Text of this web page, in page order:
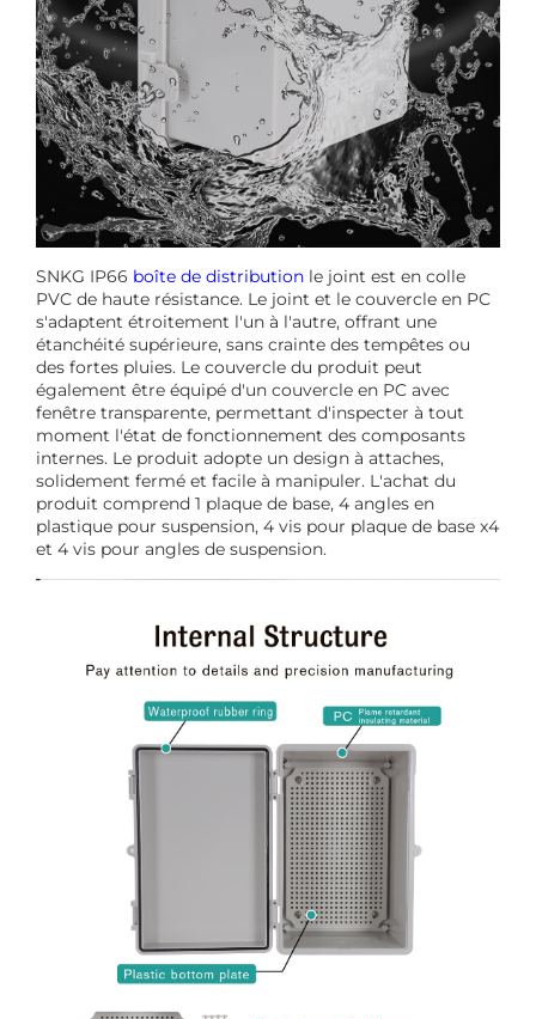
SNKG IP66 boîte de distribution le joint est en colle
PVC de haute résistance. Le joint et le couvercle en PC
s'adaptent étroitement l'un à l'autre, offrant une
étanchéité supérieure, sans crainte des tempêtes ou
des fortes pluies. Le couvercle du produit peut
également être équipé d'un couvercle en PC avec
fenêtre transparente, permettant d'inspecter à tout
moment l'état de fonctionnement des composants
internes. Le produit adopte un design à attaches,
solidement fermé et facile à manipuler. L'achat du
produit comprend 1 plaque de base, 4 angles en
plastique pour suspension, 4 vis pour plaque de base x4
et 4 vis pour angles de suspension.